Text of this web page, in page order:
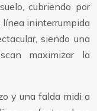
cubriendo por
línea ininterrumpida
siendo una
maximizar la
y una falda midi a